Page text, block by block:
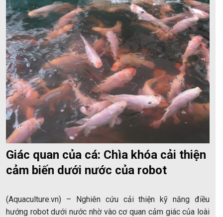
Giác quan của cá: Chìa khóa cải thiện
cảm biến dưới nước của robot
(Aquaculture.vn) – Nghiên cứu cải thiện kỹ năng điều
hướng robot dưới nước nhờ vào cơ quan cảm giác của loài